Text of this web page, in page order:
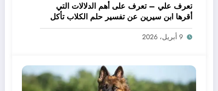
تعرف علي – تعرف على أهم الدلالات التي
أقرها ابن سيرين عن تفسير حلم الكلاب تأكل
لحم – بالتفصيل
9 أبريل، 2026